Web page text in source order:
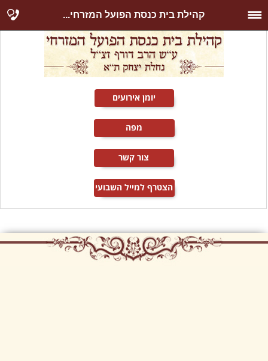
קהילת בית כנסת הפועל המזרחי...
מפה
יומן אירועים
צור קשר
הצטרף למייל השבועי